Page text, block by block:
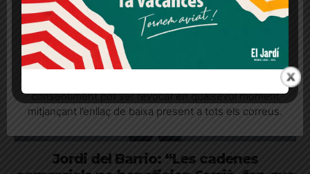
Jordi del Barrio: “Les cadenes
Més informació Acceptar Rebutjar tot
Quan l’usuari crea un compte al Diari el Jardí, dona el
seu consentiment explícit per rebre comunicacions
consentiment pot ser revocat en qualsevol moment
mitjançant l’enllaç de baixa present a tots els correus.